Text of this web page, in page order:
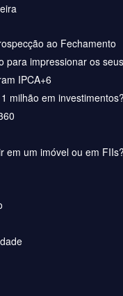
ao Fechamento
para impressionar os
IPCA+6
milhão em investimentos?
em um imóvel ou em FIIs?